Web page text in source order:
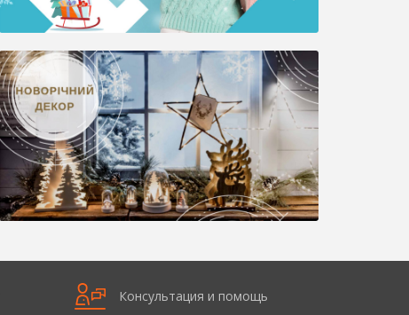
Консультация и помощь